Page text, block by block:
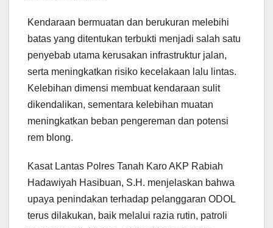
Kendaraan bermuatan dan berukuran melebihi
batas yang ditentukan terbukti menjadi salah satu
penyebab utama kerusakan infrastruktur jalan,
serta meningkatkan risiko kecelakaan lalu lintas.
Kelebihan dimensi membuat kendaraan sulit
dikendalikan, sementara kelebihan muatan
meningkatkan beban pengereman dan potensi
rem blong.
Kasat Lantas Polres Tanah Karo AKP Rabiah
Hadawiyah Hasibuan, S.H. menjelaskan bahwa
upaya penindakan terhadap pelanggaran ODOL
terus dilakukan, baik melalui razia rutin, patroli